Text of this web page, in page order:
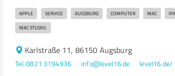
APPLE SERVICE AUGSBURG COMPUTER MAC
MAC STUDIO.
Karlstraße 11, 86150 Augsburg
Tel. 0821 3194936 info@level16.de level16.de/